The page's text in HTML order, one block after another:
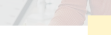
Tracking- und Targeting-Cookies
Diese Cookies sind erforderlich,